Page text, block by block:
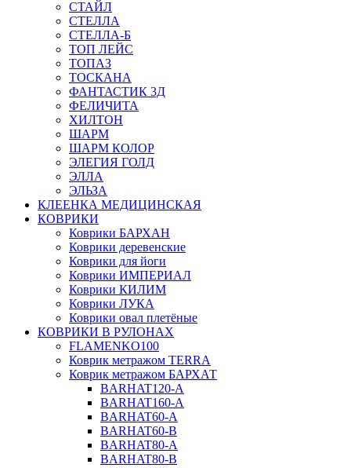
СТАЙЛ
СТЕЛЛА
СТЕЛЛА-Б
ТОП ЛЕЙС
ТОПАЗ
ТОСКАНА
ФАНТАСТИК 3Д
ФЕЛИЧИТА
ХИЛТОН
ШАРМ
ШАРМ КОЛОР
ЭЛЕГИЯ ГОЛД
ЭЛЛА
ЭЛЬЗА
КЛЕЕНКА МЕДИЦИНСКАЯ
КОВРИКИ
Коврики БАРХАН
Коврики деревенские
Коврики для йоги
Коврики ИМПЕРИАЛ
Коврики КИЛИМ
Коврики ЛУКА
Коврики овал плетёные
КОВРИКИ В РУЛОНАХ
FLAMENKO100
Коврик метражом TERRA
Коврик метражом БАРХАТ
BARHAT120-A
BARHAT160-A
BARHAT60-A
BARHAT60-B
BARHAT80-A
BARHAT80-B